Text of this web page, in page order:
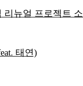
리뉴얼 프로젝트
태연)